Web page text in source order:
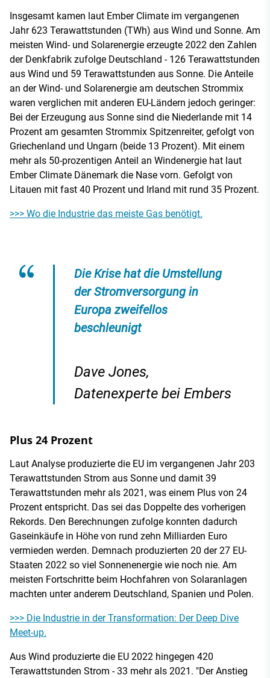
Insgesamt kamen laut Ember Climate im vergangenen
Jahr 623 Terawattstunden (TWh) aus Wind und Sonne. Am
meisten Wind- und Solarenergie erzeugte 2022 den Zahlen
der Denkfabrik zufolge Deutschland - 126 Terawattstunden
aus Wind und 59 Terawattstunden aus Sonne. Die Anteile
an der Wind- und Solarenergie am deutschen Strommix
waren verglichen mit anderen EU-Ländern jedoch geringer:
Bei der Erzeugung aus Sonne sind die Niederlande mit 14
Prozent am gesamten Strommix Spitzenreiter, gefolgt von
Griechenland und Ungarn (beide 13 Prozent). Mit einem
mehr als 50-prozentigen Anteil an Windenergie hat laut
Ember Climate Dänemark die Nase vorn. Gefolgt von
Litauen mit fast 40 Prozent und Irland mit rund 35 Prozent.
>>> Wo die Industrie das meiste Gas benötigt.
Die Krise hat die Umstellung
der Stromversorgung in
Europa zweifellos
beschleunigt
Dave Jones,
Datenexperte bei Embers
Plus 24 Prozent
Laut Analyse produzierte die EU im vergangenen Jahr 203
Terawattstunden Strom aus Sonne und damit 39
Terawattstunden mehr als 2021, was einem Plus von 24
Prozent entspricht. Das sei das Doppelte des vorherigen
Rekords. Den Berechnungen zufolge konnten dadurch
Gaseinkäufe in Höhe von rund zehn Milliarden Euro
vermieden werden. Demnach produzierten 20 der 27 EU-
Staaten 2022 so viel Sonnenenergie wie noch nie. Am
meisten Fortschritte beim Hochfahren von Solaranlagen
machten unter anderem Deutschland, Spanien und Polen.
>>> Die Industrie in der Transformation: Der Deep Dive
Meet-up.
Aus Wind produzierte die EU 2022 hingegen 420
Terawattstunden Strom - 33 mehr als 2021. "Der Anstieg